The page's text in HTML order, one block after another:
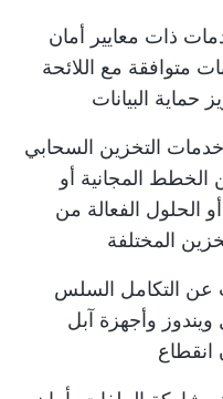
ذات معايير أمان
متوافقة مع اللائحة
حماية البيانات
التخزين السحابي
المجانية أو
الحلول الفعالة من
المختلفة
عن التكامل السلس
ويندوز وأجهزة آبل